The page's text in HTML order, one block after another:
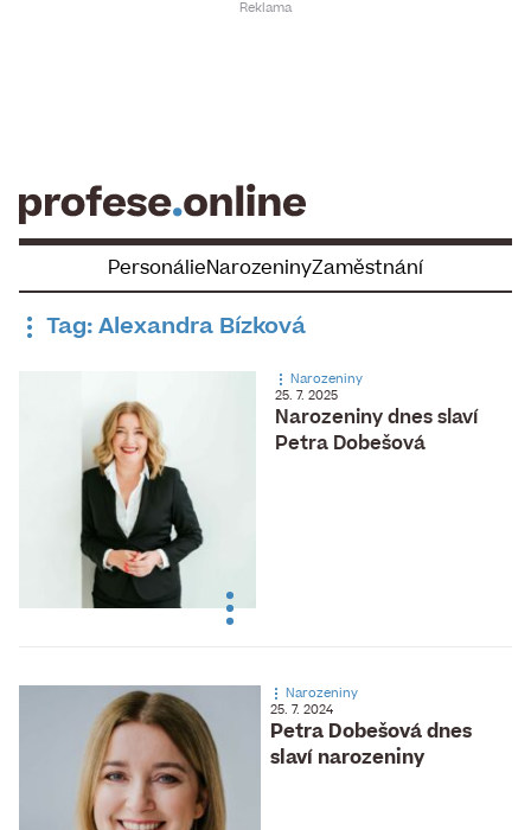
PersonálieNarozeninyZaměstnání
Tag: Alexandra Bízková
Narozeniny dnes slaví
Petra Dobešová
Narozeniny
25. 7. 2025
Petra Dobešová dnes
slaví narozeniny
Narozeniny
25. 7. 2024